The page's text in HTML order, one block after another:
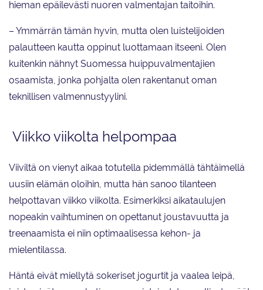
hieman epäilevästi nuoren valmentajan taitoihin.
– Ymmärrän tämän hyvin, mutta olen luistelijoiden
palautteen kautta oppinut luottamaan itseeni. Olen
kuitenkin nähnyt Suomessa huippuvalmentajien
osaamista, jonka pohjalta olen rakentanut oman
teknillisen valmennustyylini.
Viikko viikolta helpompaa
Viiviltä on vienyt aikaa totutella pidemmällä tähtäimellä
uusiin elämän oloihin, mutta hän sanoo tilanteen
helpottavan viikko viikolta. Esimerkiksi aikataulujen
nopeakin vaihtuminen on opettanut joustavuutta ja
treenaamista ei niin optimaalisessa kehon- ja
mielentilassa.
Häntä eivät miellytä sokeriset jogurtit ja vaalea leipä,